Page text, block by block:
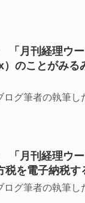
「月刊経理ウ
のことがみる
グ筆者の執筆し
「月刊経理ウ
税を電子納税
グ筆者の執筆し